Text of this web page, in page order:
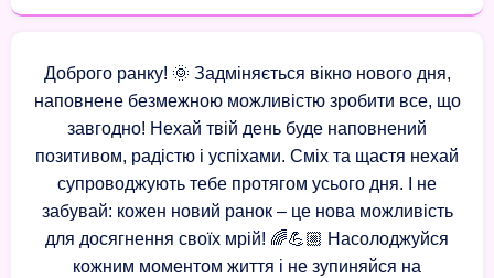
Доброго ранку! 🌞 Задміняється вікно нового дня,
наповнене безмежною можливістю зробити все, що
завгодно! Нехай твій день буде наповнений
позитивом, радістю і успіхами. Сміх та щастя нехай
супроводжують тебе протягом усього дня. І не
забувай: кожен новий ранок – це нова можливість
для досягнення своїх мрій! 🌈💪🏼 Насолоджуйся
кожним моментом життя і не зупиняйся на